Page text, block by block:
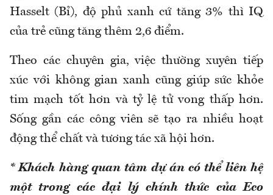
Hasselt (Bỉ), độ phủ xanh cứ tăng 3% thì IQ
của trẻ cũng tăng thêm 2,6 điểm.
Theo các chuyên gia, việc thường xuyên tiếp
xúc với không gian xanh cũng giúp sức khỏe
tim mạch tốt hơn và tỷ lệ tử vong thấp hơn.
Sống gần các công viên sẽ tạo ra nhiều hoạt
động thể chất và tương tác xã hội hơn.
* Khách hàng quan tâm dự án có thể liên hệ
một trong các đại lý chính thức của Eco